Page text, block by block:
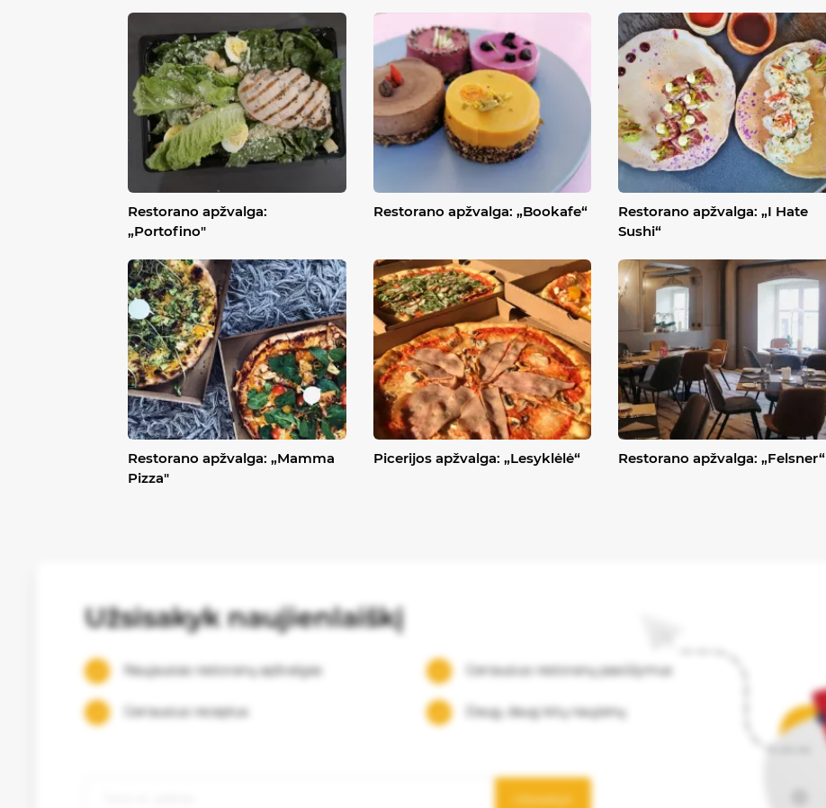
Restorano apžvalga:
„Portofino"
Restorano apžvalga: „Bookafe“
Restorano apžvalga: „I Hate
Sushi“
Restorano apžvalga: „Mamma
Pizza"
Picerijos apžvalga: „Lesyklėlė“ Restorano apžvalga: „Felsner“
Užsisakyk naujienlaiškį
Naujausias restoranų apžvalgas Geriausius restoranų pasiūlymus
Geriausius receptus Daug, daug kitų naujienų
Užsisakyti